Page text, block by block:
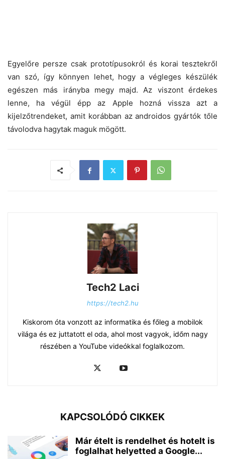
Egyelőre persze csak prototípusokról és korai tesztekről
van szó, így könnyen lehet, hogy a végleges készülék
egészen más irányba megy majd. Az viszont érdekes
lenne, ha végül épp az Apple hozná vissza azt a
kijelzőtrendeket, amit korábban az androidos gyártók tőle
távolodva hagytak maguk mögött.
Tech2 Laci
https://tech2.hu
Kiskorom óta vonzott az informatika és főleg a mobilok
világa és ez juttatott el oda, ahol most vagyok, időm nagy
részében a YouTube videókkal foglalkozom.
KAPCSOLÓDÓ CIKKEK
Már ételt is rendelhet és hotelt is
foglalhat helyetted a Google...